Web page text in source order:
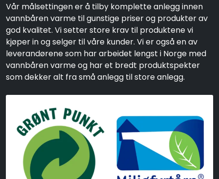
Vår målsettingen er å tilby komplette anlegg innen
vannbåren varme til gunstige priser og produkter av
god kvalitet. Vi setter store krav til produktene vi
kjøper in og selger til våre kunder. Vi er også en av
leverandørene som har arbeidet lengst i Norge med
vannbåren varme og har et bredt produktspekter
som dekker alt fra små anlegg til store anlegg.